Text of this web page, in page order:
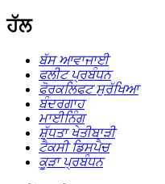
ਹੱਲ
ਬੱਸ ਆਵਾਜਾਈ
ਫਲੀਟ ਪ੍ਰਬੰਧਨ
ਫੋਰਕਲਿਫਟ ਸੁਰੱਖਿਆ
ਬੰਦਰਗਾਹ
ਮਾਈਨਿੰਗ
ਸ਼ੁੱਧਤਾ ਖੇਤੀਬਾੜੀ
ਟੈਕਸੀ ਡਿਸਪੈਚ
ਕੂੜਾ ਪ੍ਰਬੰਧਨ